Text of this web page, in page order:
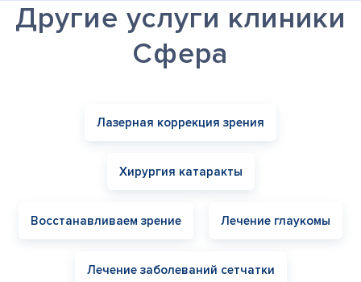
Другие услуги клиники
Сфера
Лазерная коррекция зрения
Хирургия катаракты
Восстанавливаем зрение Лечение глаукомы
Лечение заболеваний сетчатки